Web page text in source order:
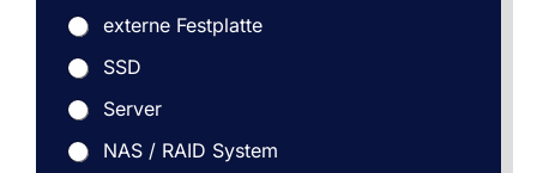
externe Festplatte
SSD
Server
NAS / RAID System